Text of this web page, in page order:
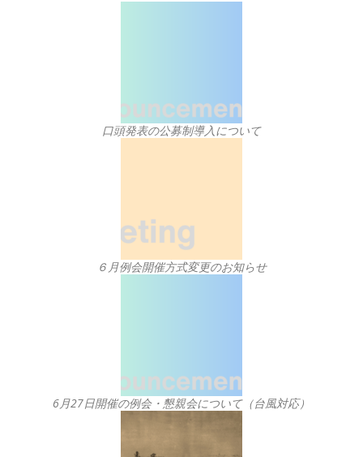
口頭発表の公募制導入について
６月例会開催方式変更のお知らせ
6月27日開催の例会・懇親会について（台風対応）